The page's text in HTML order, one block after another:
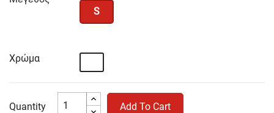
S
Χρώμα
Quantity Add To Cart